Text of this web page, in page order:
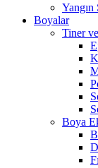
Yangın
Boyalar
Tiner
Boya